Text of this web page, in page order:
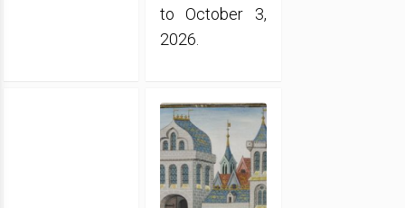
to October 3,
2026.